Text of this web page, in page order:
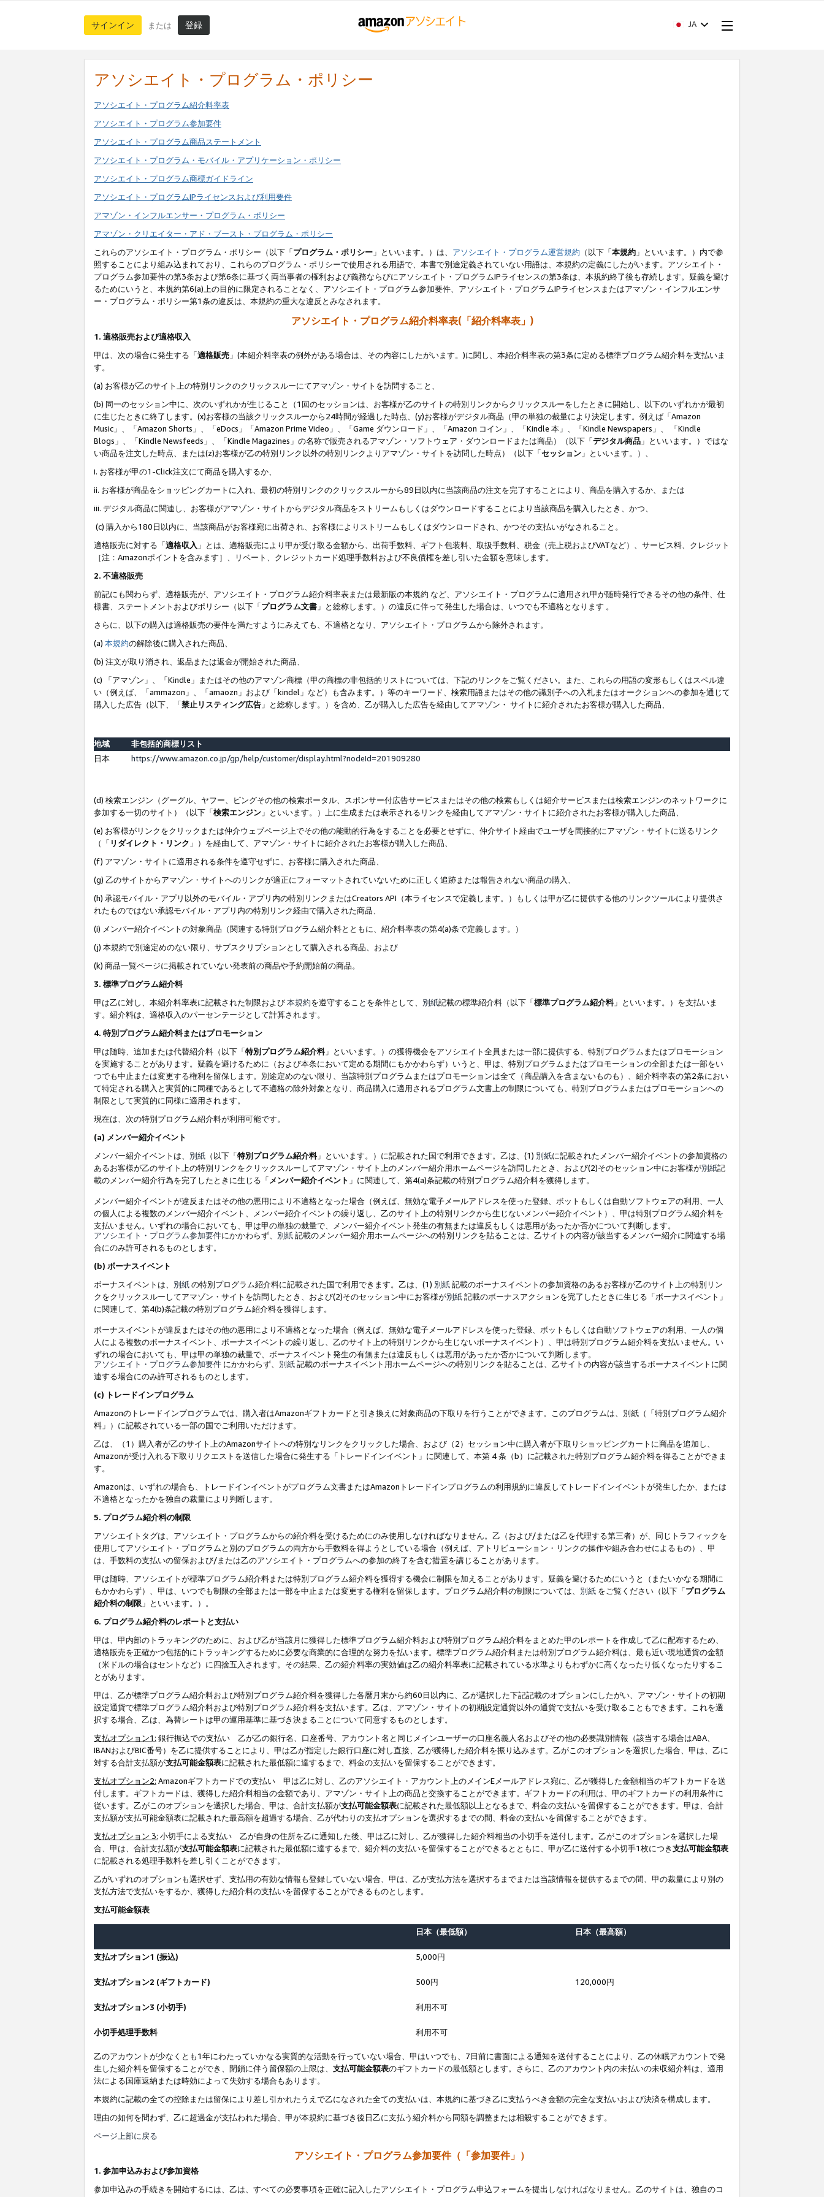
サインイン または 登録 JA
アソシエイト・プログラム・ポリシー
アソシエイト・プログラム紹介料率表
アソシエイト・プログラム参加要件
アソシエイト・プログラム商品ステートメント
アソシエイト・プログラム・モバイル・アプリケーション・ポリシー
アソシエイト・プログラム商標ガイドライン
アソシエイト・プログラムIPライセンスおよび利用要件
アマゾン・インフルエンサー・プログラム・ポリシー
アマゾン・クリエイター・アド・ブースト・プログラム・ポリシー
これらのアソシエイト・プログラム・ポリシー（以下「プログラム・ポリシー 」といいます。）は、 アソシエイト・プログラム運営規約 （以下「本規約 」といいます。）内で参
照することにより組み込まれており、これらのプログラム・ポリシーで使用される用語で、本書で別途定義されていない用語は、本規約の定義にしたがいます。アソシエイト・
プログラム参加要件の第3条および第6条に基づく両当事者の権利および義務ならびにアソシエイト・プログラムIPライセンスの第3条は、本規約終了後も存続します。疑義を避け
るためにいうと、本規約第6(a)上の目的に限定されることなく、アソシエイト・プログラム参加要件、アソシエイト・プログラムIPライセンスまたはアマゾン・インフルエンサ
ー・プログラム・ポリシー第1条の違反は、本規約の重大な違反とみなされます。
アソシエイト・プログラム紹介料率表(「紹介料率表」)
1. 適格販売および適格収入
甲は、次の場合に発生する「適格販売 」(本紹介料率表の例外がある場合は、その内容にしたがいます。)に関し、本紹介料率表の第3条に定める標準プログラム紹介料を支払いま
す。
(a) お客様が乙のサイト上の特別リンクのクリックスルーにてアマゾン・サイトを訪問すること、
(b) 同一のセッション中に、次のいずれかが生じること（1回のセッションは、お客様が乙のサイトの特別リンクからクリックスルーをしたときに開始し、以下のいずれかが最初
に生じたときに終了します。(x)お客様の当該クリックスルーから24時間が経過した時点、(y)お客様がデジタル商品（甲の単独の裁量により決定します。例えば「Amazon
Music」、「Amazon Shorts」、「eDocs」「Amazon Prime Video」、「Game ダウンロード」、「Amazon コイン」、「Kindle 本」、「Kindle Newspapers」、 「Kindle
Blogs」、「Kindle Newsfeeds」、「Kindle Magazines」の名称で販売されるアマゾン・ソフトウェア・ダウンロードまたは商品）（以下「デジタル商品 」といいます。）ではな
い商品を注文した時点、または(z)お客様が乙の特別リンク以外の特別リンクよりアマゾン・サイトを訪問した時点）（以下「セッション 」といいます。）、
i. お客様が甲の1-Click注文にて商品を購入するか、
ii. お客様が商品をショッピングカートに入れ、最初の特別リンクのクリックスルーから89日以内に当該商品の注文を完了することにより、商品を購入するか、または
iii. デジタル商品に関連し、お客様がアマゾン・サイトからデジタル商品をストリームもしくはダウンロードすることにより当該商品を購入したとき、かつ、
(c) 購入から180日以内に、当該商品がお客様宛に出荷され、お客様によりストリームもしくはダウンロードされ、かつその支払いがなされること。
適格販売に対する「適格収入 」とは、適格販売により甲が受け取る金額から、出荷手数料、ギフト包装料、取扱手数料、税金（売上税およびVATなど）、サービス料、クレジット
［注：Amazonポイントを含みます］、リベート、クレジットカード処理手数料および不良債権を差し引いた金額を意味します。
2. 不適格販売
前記にも関わらず、適格販売が、アソシエイト・プログラム紹介料率表または最新版の本規約 など、アソシエイト・プログラムに適用され甲が随時発行できるその他の条件、仕
様書、ステートメントおよびポリシー（以下「プログラム文書 」と総称します。）の違反に伴って発生した場合は、いつでも不適格となります 。
さらに、以下の購入は適格販売の要件を満たすようにみえても、不適格となり、アソシエイト・プログラムから除外されます。
(a) 本規約の解除後に購入された商品、
(b) 注文が取り消され、返品または返金が開始された商品、
(c) 「アマゾン」、「Kindle」またはその他のアマゾン商標（甲の商標の非包括的リストについては、下記のリンクをご覧ください。また、これらの用語の変形もしくはスペル違
い（例えば、「ammazon」、「amaozn」および「kindel」など）も含みます。）等のキーワード、検索用語またはその他の識別子への入札またはオークションへの参加を通じて
購入した広告（以下、「禁止リスティング広告 」と総称します。）を含め、乙が購入した広告を経由してアマゾン・ サイトに紹介されたお客様が購入した商品、
地域
非包括的商標リスト
日本
https://www.amazon.co.jp/gp/help/customer/display.html?nodeId=201909280
(d) 検索エンジン（グーグル、ヤフー、ビングその他の検索ポータル、スポンサー付広告サービスまたはその他の検索もしくは紹介サービスまたは検索エンジンのネットワークに
参加する一切のサイト）（以下「検索エンジン 」といいます。）上に生成または表示されるリンクを経由してアマゾン・サイトに紹介されたお客様が購入した商品、
(e) お客様がリンクをクリックまたは仲介ウェブページ上でその他の能動的行為をすることを必要とせずに、仲介サイト経由でユーザを間接的にアマゾン・サイトに送るリンク
（「 リダイレクト・リンク 」）を経由して、アマゾン・サイトに紹介されたお客様が購入した商品、
(f) アマゾン・サイトに適用される条件を遵守せずに、お客様に購入された商品、
(g) 乙のサイトからアマゾン・サイトへのリンクが適正にフォーマットされていないために正しく追跡または報告されない商品の購入、
(h) 承認モバイル・アプリ以外のモバイル・アプリ内の特別リンクまたはCreators API（本ライセンスで定義します。）もしくは甲が乙に提供する他のリンクツールにより提供さ
れたものではない承認モバイル・アプリ内の特別リンク経由で購入された商品、
(i) メンバー紹介イベントの対象商品（関連する特別プログラム紹介料とともに、紹介料率表の第4(a)条で定義します。）
(j) 本規約で別途定めのない限り、サブスクリプションとして購入される商品、および
(k) 商品一覧ページに掲載されていない発表前の商品や予約開始前の商品。
3. 標準プログラム紹介料
甲は乙に対し、本紹介料率表に記載された制限および本規約を遵守することを条件として、 別紙記載の標準紹介料（以下「標準プログラム紹介料」といいます。）を支払いま
す。紹介料は、適格収入のパーセンテージとして計算されます。
4. 特別プログラム紹介料またはプロモーション
甲は随時、追加または代替紹介料（以下「特別プログラム紹介料」といいます。）の獲得機会をアソシエイト全員または一部に提供する、特別プログラムまたはプロモーション
を実施することがあります。疑義を避けるために（および本条において定める期間にもかかわらず）いうと、甲は、特別プログラムまたはプロモーションの全部または一部をい
つでも中止または変更する権利を留保します。別途定めのない限り、当該特別プログラムまたはプロモーションは全て（商品購入を含まないものも）、紹介料率表の第2条におい
て特定される購入と実質的に同種であるとして不適格の除外対象となり、商品購入に適用されるプログラム文書上の制限についても、特別プログラムまたはプロモーションへの
制限として実質的に同様に適用されます。
現在は、次の特別プログラム紹介料が利用可能です。
(a) メンバー紹介イベント
メンバー紹介イベントは、 別紙 （以下「特別プログラム紹介料」といいます。）に記載された国で利用できます。乙は、(1) 別紙に記載されたメンバー紹介イベントの参加資格の
あるお客様が乙のサイト上の特別リンクをクリックスルーしてアマゾン・サイト上のメンバー紹介用ホームページを訪問したとき、および(2)そのセッション中にお客様が別紙記
載のメンバー紹介行為を完了したときに生じる「 メンバー紹介イベント 」に関連して、第4(a)条記載の特別プログラム紹介料を獲得します。
メンバー紹介イベントが違反またはその他の悪用により不適格となった場合（例えば、無効な電子メールアドレスを使った登録、ボットもしくは自動ソフトウェアの利用、一人
の個人による複数のメンバー紹介イベント、メンバー紹介イベントの繰り返し、乙のサイト上の特別リンクから生じないメンバー紹介イベント）、甲は特別プログラム紹介料を
支払いません。いずれの場合においても、甲は甲の単独の裁量で、メンバー紹介イベント発生の有無または違反もしくは悪用があったか否かについて判断します。
アソシエイト・プログラム参加要件にかかわらず、 別紙記載のメンバー紹介用ホームページへの特別リンクを貼ることは、乙サイトの内容が該当するメンバー紹介に関連する場
合にのみ許可されるものとします。
(b) ボーナスイベント
ボーナスイベントは、 別紙の特別プログラム紹介料に記載された国で利用できます。乙は、(1) 別紙記載のボーナスイベントの参加資格のあるお客様が乙のサイト上の特別リン
クをクリックスルーしてアマゾン・サイトを訪問したとき、および(2)そのセッション中にお客様が別紙記載のボーナスアクションを完了したときに生じる「ボーナスイベント」
に関連して、第4(b)条記載の特別プログラム紹介料を獲得します。
ボーナスイベントが違反またはその他の悪用により不適格となった場合（例えば、無効な電子メールアドレスを使った登録、ボットもしくは自動ソフトウェアの利用、一人の個
人による複数のボーナスイベント、ボーナスイベントの繰り返し、乙のサイト上の特別リンクから生じないボーナスイベント）、甲は特別プログラム紹介料を支払いません。い
ずれの場合においても、甲は甲の単独の裁量で、ボーナスイベント発生の有無または違反もしくは悪用があったか否かについて判断します。
アソシエイト・プログラム参加要件 にかかわらず、 別紙記載のボーナスイベント用ホームページへの特別リンクを貼ることは、乙サイトの内容が該当するボーナスイベントに関
連する場合にのみ許可されるものとします。
(c) トレードインプログラム
Amazonのトレードインプログラムでは、購入者はAmazonギフトカードと引き換えに対象商品の下取りを行うことができます。このプログラムは、別紙（「特別プログラム紹介
料」）に記載されている一部の国でご利用いただけます。
乙は、（1）購入者が乙のサイト上のAmazonサイトへの特別なリンクをクリックした場合、および（2）セッション中に購入者が下取りショッピングカートに商品を追加し、
Amazonが受け入れる下取りリクエストを送信した場合に発生する「トレードインイベント」に関連して、本第 4 条（b）に記載された特別プログラム紹介料を得ることができま
す。
Amazonは、いずれの場合も、トレードインイベントがプログラム文書またはAmazonトレードインプログラムの利用規約に違反してトレードインイベントが発生したか、または
不適格となったかを独自の裁量により判断します。
5. プログラム紹介料の制限
アソシエイトタグは、アソシエイト・プログラムからの紹介料を受けるためにのみ使用しなければなりません。乙（および/または乙を代理する第三者）が、同じトラフィックを
使用してアソシエイト・プログラムと別のプログラムの両方から手数料を得ようとしている場合（例えば、アトリビューション・リンクの操作や組み合わせによるもの）、甲
は、手数料の支払いの留保および/または乙のアソシエイト・プログラムへの参加の終了を含む措置を講じることがあります。
甲は随時、アソシエイトが標準プログラム紹介料または特別プログラム紹介料を獲得する機会に制限を加えることがあります。疑義を避けるためにいうと（またいかなる期間に
もかかわらず）、甲は、いつでも制限の全部または一部を中止または変更する権利を留保します。プログラム紹介料の制限については、 別紙 をご覧ください（以下「プログラム
紹介料の制限 」といいます。）。
6. プログラム紹介料のレポートと支払い
甲は、甲内部のトラッキングのために、および乙が当該月に獲得した標準プログラム紹介料および特別プログラム紹介料をまとめた甲のレポートを作成して乙に配布するため、
適格販売を正確かつ包括的にトラッキングするために必要な商業的に合理的な努力を払います。標準プログラム紹介料または特別プログラム紹介料は、最も近い現地通貨の金額
（米ドルの場合はセントなど）に四捨五入されます。その結果、乙の紹介料率の実効値は乙の紹介料率表に記載されている水準よりもわずかに高くなったり低くなったりするこ
とがあります。
甲は、乙が標準プログラム紹介料および特別プログラム紹介料を獲得した各暦月末から約60日以内に、乙が選択した下記記載のオプションにしたがい、アマゾン・サイトの初期
設定通貨で標準プログラム紹介料および特別プログラム紹介料を支払います。乙は、アマゾン・サイトの初期設定通貨以外の通貨で支払いを受け取ることもできます。これを選
択する場合、乙は、為替レートは甲の運用基準に基づき決まることについて同意するものとします。
支払オプション1: 銀行振込での支払い 乙が乙の銀行名、口座番号、アカウント名と同じメインユーザーの口座名義人名およびその他の必要識別情報（該当する場合はABA、
IBANおよびBIC番号）を乙に提供することにより、甲は乙が指定した銀行口座に対し直接、乙が獲得した紹介料を振り込みます。乙がこのオプションを選択した場合、甲は、乙に
対する合計支払額が支払可能金額表に記載された最低額に達するまで、料金の支払いを留保することができます。
支払オプション2: Amazonギフトカードでの支払い 甲は乙に対し、乙のアソシエイト・アカウント上のメインEメールアドレス宛に、乙が獲得した金額相当のギフトカードを送
付します。ギフトカードは、獲得した紹介料相当の金額であり、アマゾン・サイト上の商品と交換することができます。ギフトカードの利用は、甲のギフトカードの利用条件に
従います。乙がこのオプションを選択した場合、甲は、合計支払額が支払可能金額表に記載された最低額以上となるまで、料金の支払いを留保することができます。甲は、合計
支払額が支払可能金額表に記載された最高額を超過する場合、乙が代わりの支払オプションを選択するまでの間、料金の支払いを留保することができます。
支払オプション 3: 小切手による支払い 乙が自身の住所を乙に通知した後、甲は乙に対し、乙が獲得した紹介料相当の小切手を送付します。乙がこのオプションを選択した場
合、甲は、合計支払額が支払可能金額表に記載された最低額に達するまで、紹介料の支払いを留保することができるとともに、甲が乙に送付する小切手1枚につき支払可能金額表
に記載される処理手数料を差し引くことができます。
乙がいずれのオプションも選択せず、支払用の有効な情報も登録していない場合、甲は、乙が支払方法を選択するまでまたは当該情報を提供するまでの間、甲の裁量により別の
支払方法で支払いをするか、獲得した紹介料の支払いを留保することができるものとします。
支払可能金額表
日本（最低額） 日本（最高額）
支払オプション1 (振込) 5,000円
支払オプション2 (ギフトカード) 500円 120,000円
支払オプション3 (小切手) 利用不可
小切手処理手数料 利用不可
乙のアカウントが少なくとも1年にわたっていかなる実質的な活動を行っていない場合、甲はいつでも、7日前に書面による通知を送付することにより、乙の休眠アカウントで発
生した紹介料を留保することができ、閉鎖に伴う留保額の上限は、 支払可能金額表のギフトカードの最低額とします。さらに、乙のアカウント内の未払いの未収紹介料は、適用
法による国庫返納または時効によって失効する場合もあります。
本規約に記載の全ての控除または留保により差し引かれたうえで乙になされた全ての支払いは、本規約に基づき乙に支払うべき金額の完全な支払いおよび決済を構成します。
理由の如何を問わず、乙に超過金が支払われた場合、甲が本規約に基づき後日乙に支払う紹介料から同額を調整または相殺することができます。
ページ上部に戻る
アソシエイト・プログラム参加要件（「参加要件」）
1. 参加申込みおよび参加資格
参加申込みの手続きを開始するには、乙は、すべての必要事項を正確に記入したアソシエイト・プログラム申込フォームを提出しなければなりません。乙のサイトは、独自のコ